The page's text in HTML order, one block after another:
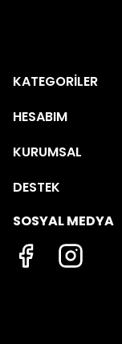
KATEGORİLER
HESABIM
KURUMSAL
DESTEK
SOSYAL MEDYA